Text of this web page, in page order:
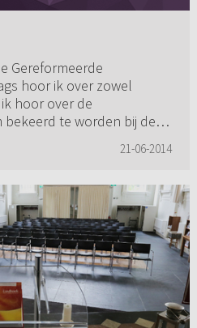
Gereformeerde
hoor ik over zowel
hoor over de
te worden bij de
21-06-2014